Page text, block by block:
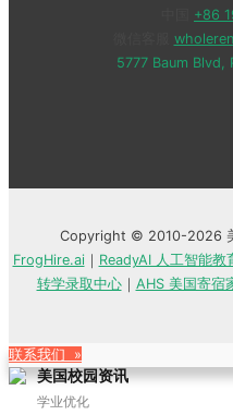
+86
5777 Baum
Copyright © 2010-2026
FrogHire.ai｜ ReadyAI 人工智能教
转学录取中心｜ AHS 美国寄宿
联系我们 »
美国校园资讯
学业优化